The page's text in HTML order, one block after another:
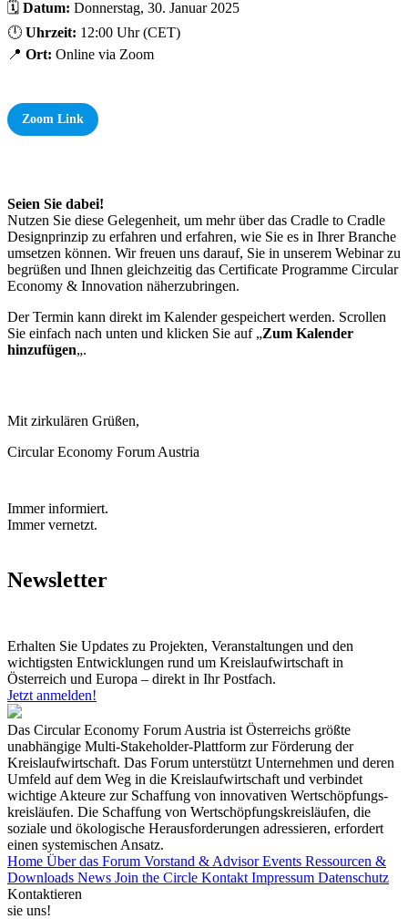
🗓️ Datum: Donnerstag, 30. Januar 2025
🕛 Uhrzeit: 12:00 Uhr (CET)
📍 Ort: Online via Zoom
Zoom Link
Seien Sie dabei!
Nutzen Sie diese Gelegenheit, um mehr über das Cradle to Cradle
Designprinzip zu erfahren und erfahren, wie Sie es in Ihrer Branche
umsetzen können. Wir freuen uns darauf, Sie in unserem Webinar zu
begrüßen und Ihnen gleichzeitig das Certificate Programme Circular
Economy & Innovation näherzubringen.
Der Termin kann direkt im Kalender gespeichert werden. Scrollen
Sie einfach nach unten und klicken Sie auf „Zum Kalender
hinzufügen„.
M it zirkulären Grüßen,
C ircular Economy Forum Austria
Immer informiert.
Immer vernetzt.
Newsletter
Erhalten Sie Updates zu Projekten, Veranstaltungen und den
wichtigsten Entwicklungen rund um Kreislaufwirtschaft in
Österreich und Europa – direkt in Ihr Postfach.
Jetzt anmelden!
Das Circular Economy Forum Austria ist Österreichs größte
unabhängige Multi-Stakeholder-Plattform zur Förderung der
Kreislaufwirtschaft. Das Forum unterstützt Unternehmen und deren
Umfeld auf dem Weg in die Kreislaufwirtschaft und verbindet
wichtige Akteure zur Schaffung von innovativen Wertschöpfungs-
kreisläufen. Die Schaffung von Wertschöpfungskreisläufen, die
soziale und ökologische Herausforderungen adressieren, erfordert
einen systemischen Ansatz.
Home Über das Forum Vorstand & AdvisorEvents Ressourcen &
Downloads News Join the Circle Kontakt Impressum Datenschutz
Kontaktieren
sie uns!